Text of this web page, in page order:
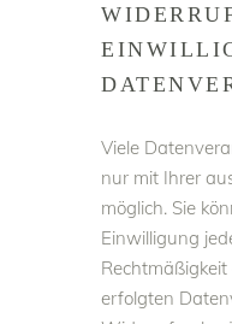
Viele
nur mit Ihrer
möglich. Sie
Einwilligung
erfolgten